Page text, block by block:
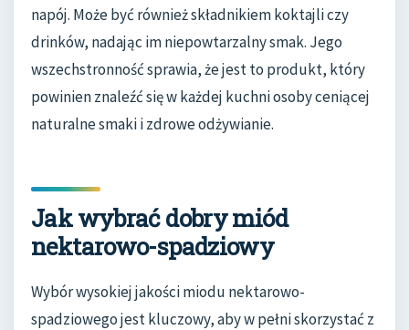
napój. Może być również składnikiem koktajli czy
drinków, nadając im niepowtarzalny smak. Jego
wszechstronność sprawia, że jest to produkt, który
powinien znaleźć się w każdej kuchni osoby ceniącej
naturalne smaki i zdrowe odżywianie.
Jak wybrać dobry miód
nektarowo-spadziowy
Wybór wysokiej jakości miodu nektarowo-
spadziowego jest kluczowy, aby w pełni skorzystać z